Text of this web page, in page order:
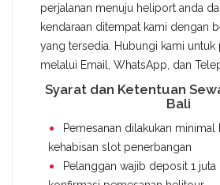
perjalanan menuju heliport anda
kendaraan ditempat kami dengan
yang tersedia. Hubungi kami untuk
melalui Email, WhatsApp, dan
Syarat dan Ketentuan
Bali
Pemesanan dilakukan minimal
kehabisan slot penerbangan
Pelanggan wajib deposit 1